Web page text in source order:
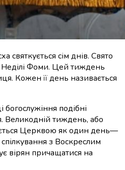
святкується сім днів. Свято
Фоми. Цей тиждень
Кожен її день називається
подібні
Великодній тиждень, або
Церквою як один день—
з Воскреслим
вірян причащатися на